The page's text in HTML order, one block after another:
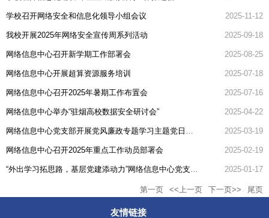
学校召开网络安全和信息化领导小组会议 2025-11-12
我校开展2025年网络安全宣传周系列活动 2025-09-18
网络信息中心召开新学期工作部署会 2025-08-25
网络信息中心开展超算资源服务培训 2025-07-18
网络信息中心召开2025年暑期工作布置会 2025-07-16
网络信息中心举办“驻烟高校数据安全研讨会” 2025-04-22
2025-03-19
网络信息中心召开2025年重点工作动员部署会 2025-02-19
2025-01-17
第一页 <<上一页 下一页>> 尾页
友情链接